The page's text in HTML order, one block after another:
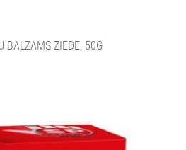
BALZAMS ZIEDE, 50G